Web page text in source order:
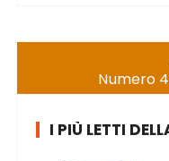
Numero
I PIÙ LETTI